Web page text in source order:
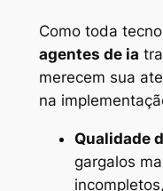
Como toda
agentes de ia
merecem sua
na
Qualidade
gargalos